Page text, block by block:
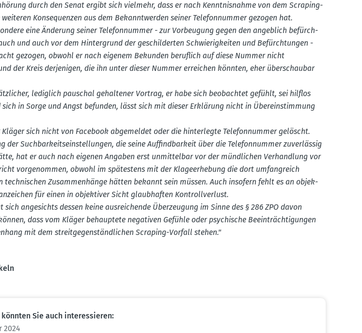
durch den Senat ergibt sich vielmehr, dass er nach Kennt­nis­nahme von dem Scraping-
Konse­quenzen aus dem Bekannt­werden seiner Telefon­nummer gezogen hat.
eine Änderung seiner Telefon­nummer - zur Vorbeugung gegen den angeblich befürch­
und auch vor dem Hinter­grund der geschil­derten Schwie­rig­keiten und Befürch­tungen -
gezogen, obwohl er nach eigenem Bekunden beruflich auf diese Nummer nicht
der Kreis derje­nigen, die ihn unter dieser Nummer erreichen könnten, eher überschaubar
lediglich pauschal gehal­tener Vortrag, er habe sich beobachtet gefühlt, sei hilflos
sich in Sorge und Angst befunden, lässt sich mit dieser Erklärung nicht in Überein­stimmung
sich nicht von Facebook abgemeldet oder die hinter­legte Telefon­nummer gelöscht.
der Suchbar­keits­ein­stel­lungen, die seine Auffind­barkeit über die Telefon­nummer zuver­lässig
hat er auch nach eigenen Angaben erst unmit­telbar vor der mündlichen Verhandlung vor
vorge­nommen, obwohl im spätestens mit der Klage­er­hebung die dort umfang­reich
techni­schen Zusam­men­hänge hätten bekannt sein müssen. Auch insofern fehlt es an objek­
für einen in objek­tiver Sicht glaub­haften Kontroll­verlust.
sich angesichts dessen keine ausrei­chende Überzeugung im Sinne des § 286 ZPO davon
dass vom Kläger behauptete negativen Gefühle oder psychische Beein­träch­ti­gungen
mit dem streit­ge­gen­ständ­lichen Scraping-Vorfall stehen."
Sie auch inter­es­sieren:
2024